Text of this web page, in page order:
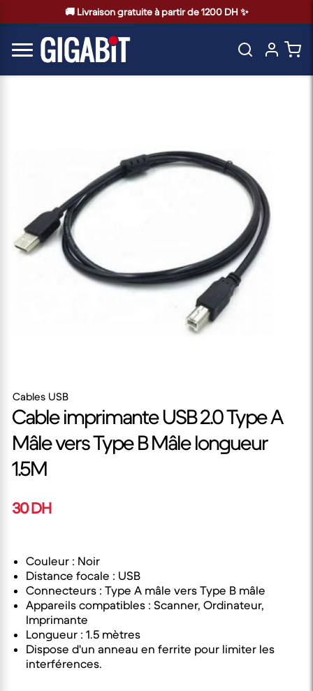
🚚 Livraison gratuite à partir de 1200 DH ✨
Cables USB
Cable imprimante USB 2.0 Type A
Mâle vers Type B Mâle longueur
1.5M
30 DH
Couleur : Noir
Distance focale : USB
Connecteurs : Type A mâle vers Type B mâle
Appareils compatibles : Scanner, Ordinateur,
Imprimante
Longueur : 1.5 mètres
Dispose d'un anneau en ferrite pour limiter les
interférences.